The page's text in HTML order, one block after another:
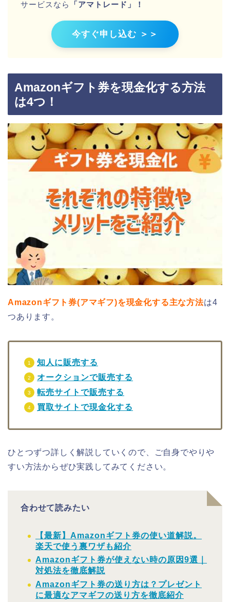
サービスなら 「アマトレード」！
今すぐ申し込む ＞＞
Amazonギフト券を現金化する方法
は4つ！
Amazonギフト券(アマギフ)を現金化する主な方法は4
つあります。
知人に販売する
オークションで販売する
転売サイトで販売する
買取サイトで現金化する
ひとつずつ詳しく解説していくので、ご自身でやりや
すい方法からぜひ実践してみてください。
合わせて読みたい
【最新】Amazonギフト券の使い道解説。
楽天で使う裏ワザも紹介
Amazonギフト券が使えない時の原因9選｜
対処法を徹底解説
Amazonギフト券の送り方は？プレゼント
に最適なアマギフの送り方を徹底紹介